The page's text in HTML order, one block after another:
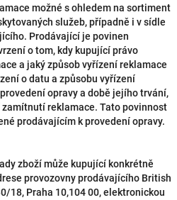
možné s ohledem na sortiment
služeb, případně i v sídle
Prodávající je povinen
o tom, kdy kupující právo
a jaký způsob vyřízení reklamace
o datu a způsobu vyřízení
opravy a době jejího trvání,
reklamace. Tato povinnost
prodávajícím k provedení opravy.
zboží může kupující konkrétně
provozovny prodávajícího British
18, Praha 10,104 00, elektronickou